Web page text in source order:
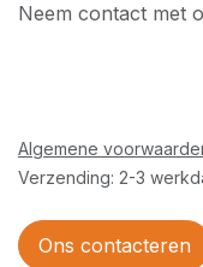
Neem contact met
Algemene
Verzending: 2-3
Ons contacteren